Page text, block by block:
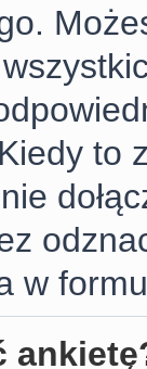
to
w